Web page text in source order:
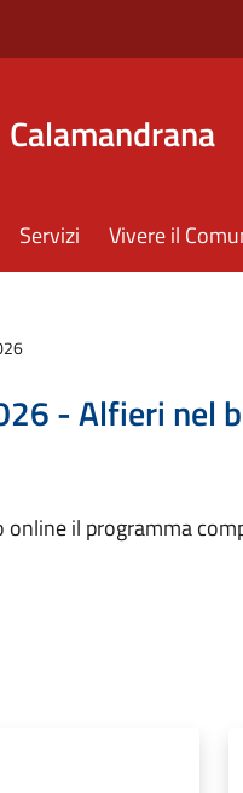
Servizi Vivere il
- Alfieri nel
online il programma